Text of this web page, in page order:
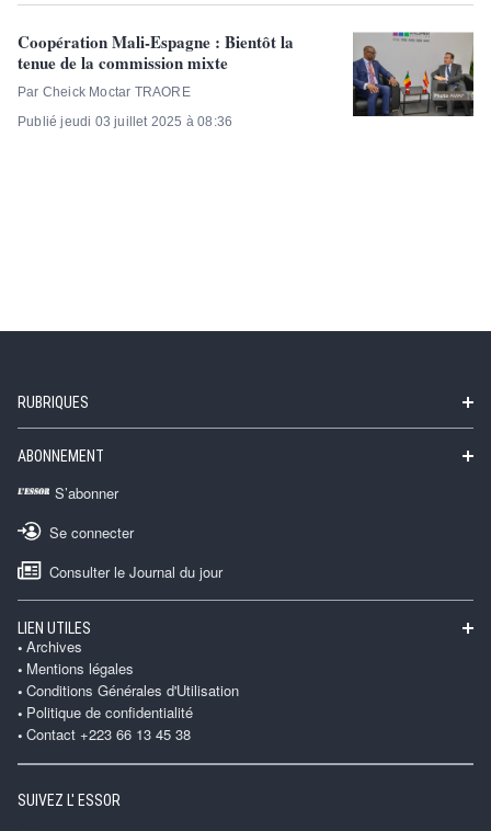
Coopération Mali-Espagne : Bientôt la
tenue de la commission mixte
Par Cheick Moctar TRAORE
Publié jeudi 03 juillet 2025 à 08:36
RUBRIQUES
ABONNEMENT
S’abonner
Se connecter
Consulter le Journal du jour
LIEN UTILES
Archives
Mentions légales
Conditions Générales d'Utilisation
Politique de confidentialité
Contact +223 66 13 45 38
SUIVEZ L' ESSOR